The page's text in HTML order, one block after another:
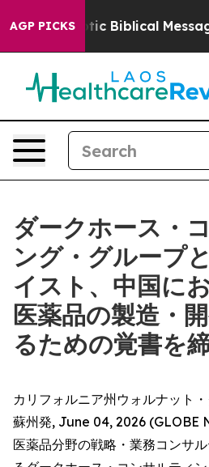
AGP PICKS
Cryptic Biblical Messages
ダークホース・
ング・グループ
イスト、中国に
医薬品の製造・
るための覚書を
カリフォルニア州ウォルナット
蘇州発, June 04, 2026 (GLOBE
医薬品分野の戦略・業務コンサ